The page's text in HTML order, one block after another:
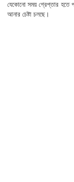
যেকোনো সময় গ্রেপ্তার হতে
আনার চেষ্টা চলছে।